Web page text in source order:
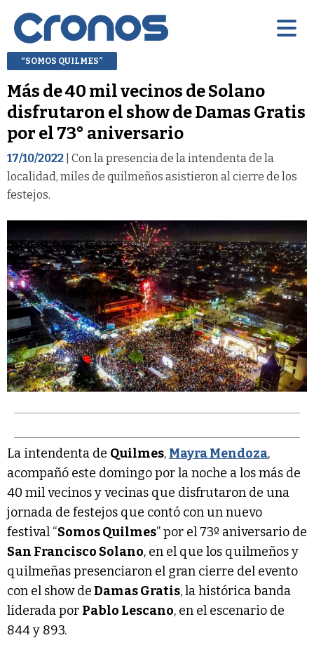
“SOMOS QUILMES”
Más de 40 mil vecinos de Solano
disfrutaron el show de Damas Gratis
por el 73° aniversario
17/10/2022 | Con la presencia de la intendenta de la
localidad, miles de quilmeños asistieron al cierre de los
festejos.
La intendenta de Quilmes, Mayra Mendoza,
acompañó este domingo por la noche a los más de
40 mil vecinos y vecinas que disfrutaron de una
jornada de festejos que contó con un nuevo
festival “Somos Quilmes” por el 73º aniversario de
San Francisco Solano, en el que los quilmeños y
quilmeñas presenciaron el gran cierre del evento
con el show deDamas Gratis, la histórica banda
liderada por Pablo Lescano, en el escenario de
844 y 893.